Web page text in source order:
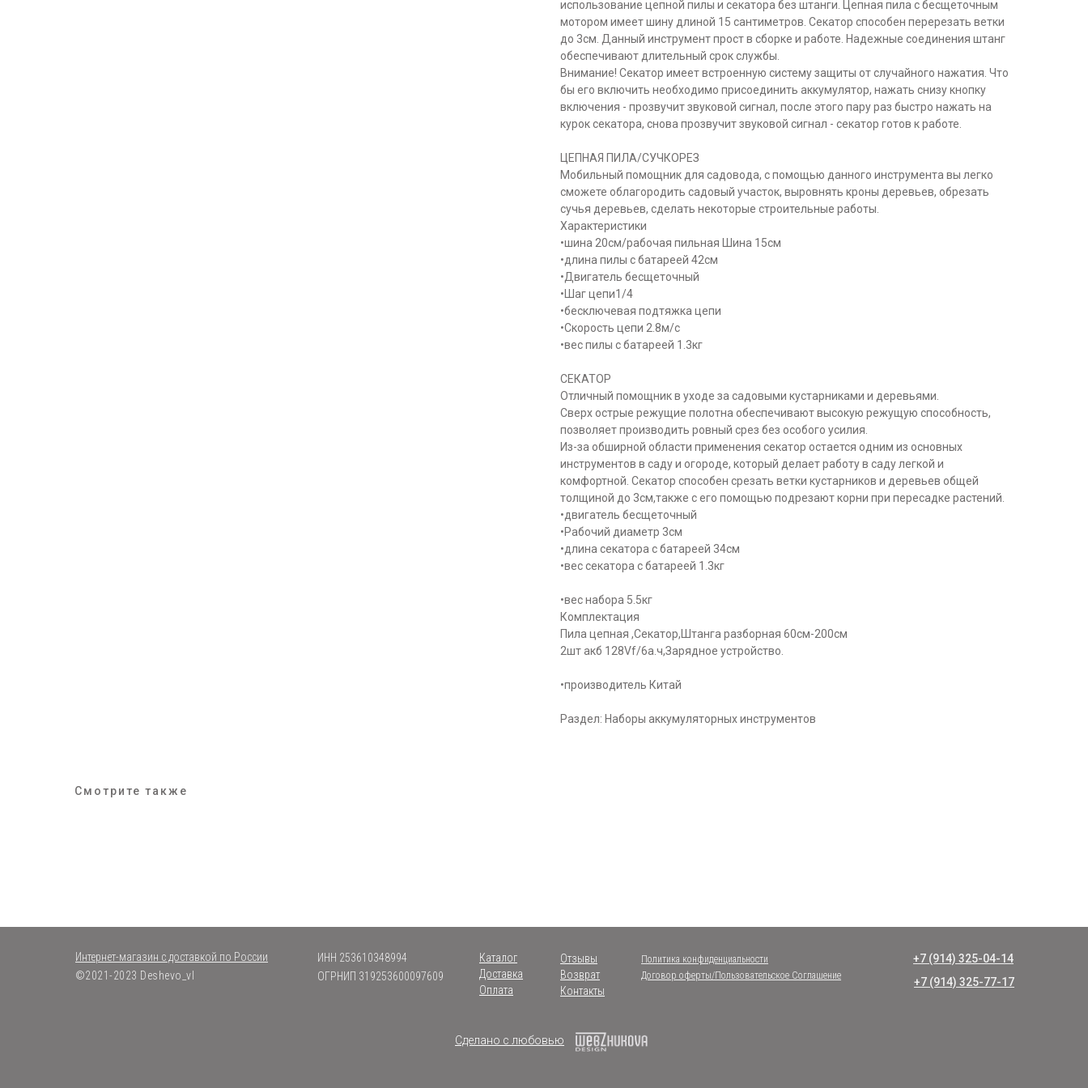
использование цепной пилы и секатора без штанги. Цепная пила с бесщеточным
мотором имеет шину длиной 15 сантиметров. Секатор способен перерезать ветки
до 3см. Данный инструмент прост в сборке и работе. Надежные соединения штанг
обеспечивают длительный срок службы.
Внимание! Секатор имеет встроенную систему защиты от случайного нажатия. Что
бы его включить необходимо присоединить аккумулятор, нажать снизу кнопку
включения - прозвучит звуковой сигнал, после этого пару раз быстро нажать на
курок секатора, снова прозвучит звуковой сигнал - секатор готов к работе.
ЦЕПНАЯ ПИЛА/СУЧКОРЕЗ
Мобильный помощник для садовода, с помощью данного инструмента вы легко
сможете облагородить садовый участок, выровнять кроны деревьев, обрезать
сучья деревьев, сделать некоторые строительные работы.
Характеристики
•шина 20см/рабочая пильная Шина 15см
•длина пилы с батареей 42см
•Двигатель бесщеточный
•Шаг цепи1/4
•бесключевая подтяжка цепи
•Скорость цепи 2.8м/с
•вес пилы с батареей 1.3кг
СЕКАТОР
Отличный помощник в уходе за садовыми кустарниками и деревьями.
Сверх острые режущие полотна обеспечивают высокую режущую способность,
позволяет производить ровный срез без особого усилия.
Из-за обширной области применения секатор остается одним из основных
инструментов в саду и огороде, который делает работу в саду легкой и
комфортной. Секатор способен срезать ветки кустарников и деревьев общей
толщиной до 3см,также с его помощью подрезают корни при пересадке растений.
•двигатель бесщеточный
•Рабочий диаметр 3см
•длина секатора с батареей 34см
•вес секатора с батареей 1.3кг
•вес набора 5.5кг
Комплектация
Пила цепная ,Секатор,Штанга разборная 60см-200см
2шт акб 128Vf/6а.ч,Зарядное устройство.
•производитель Китай
Раздел: Наборы аккумуляторных инструментов
Смотрите также
©2021-2023 Deshevo_vl
Каталог
Интернет-магазин с доставкой по России
Возврат
Отзывы
Оплата Контакты
Доставка
ИНН 253610348994
ОГРНИП 319253600097609
Политика конфиденциальности
Договор оферты/Пользовательское Соглашение
+7 (914) 325-04-14
+7 (914) 325-77-17
Сделано с любовью